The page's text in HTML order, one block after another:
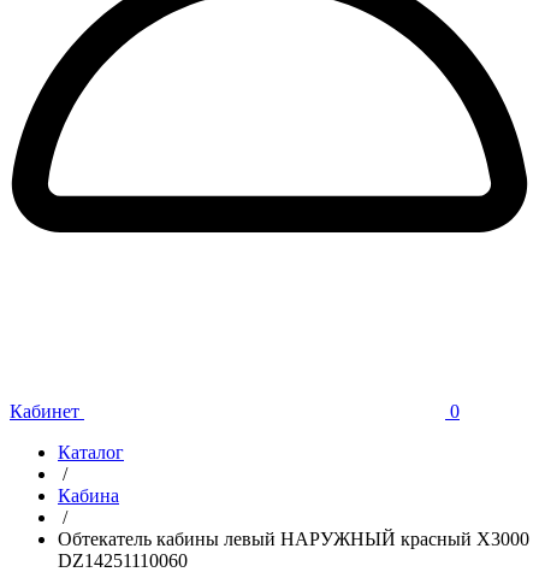
Кабинет
0
Каталог
/
Кабина
/
Обтекатель кабины левый НАРУЖНЫЙ красный X3000
DZ14251110060